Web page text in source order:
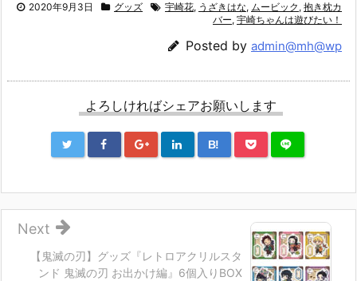
2020年9月3日 グッズ 宇崎花, うざきはな, ムービック , 抱き枕カ
バー, 宇崎ちゃんは遊びたい！
Posted by admin@mh@wp
よろしければシェアお願いします
B!
【鬼滅の刃】グッズ『レトロアクリルスタ
ンド 鬼滅の刃 お出かけ編』6個入りBOX
Next